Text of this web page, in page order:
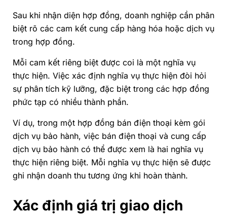
Sau khi nhận diện hợp đồng, doanh nghiệp cần phân
biệt rõ các cam kết cung cấp hàng hóa hoặc dịch vụ
trong hợp đồng.
Mỗi cam kết riêng biệt được coi là một nghĩa vụ
thực hiện. Việc xác định nghĩa vụ thực hiện đòi hỏi
sự phân tích kỹ lưỡng, đặc biệt trong các hợp đồng
phức tạp có nhiều thành phần.
Ví dụ, trong một hợp đồng bán điện thoại kèm gói
dịch vụ bảo hành, việc bán điện thoại và cung cấp
dịch vụ bảo hành có thể được xem là hai nghĩa vụ
thực hiện riêng biệt. Mỗi nghĩa vụ thực hiện sẽ được
ghi nhận doanh thu tương ứng khi hoàn thành.
Xác định giá trị giao dịch